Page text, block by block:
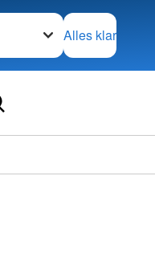
zu
Alles klar